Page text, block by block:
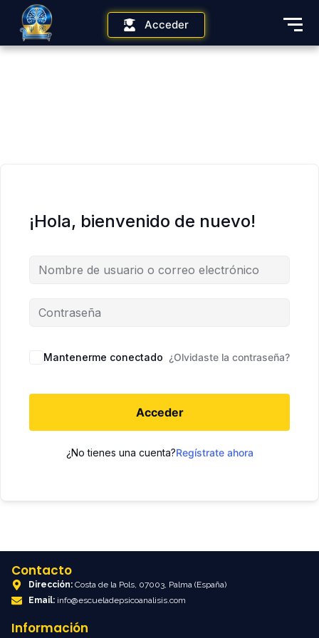
Acceder
¡Hola, bienvenido de nuevo!
Mantenerme conectado ¿Olvidaste la contraseña?
Acceder
¿No tienes una cuenta?Regístrate ahora
Contacto
Dirección: Costa de la Pols, 07003, Palma (España)
Email: info@escueladepsicoanalisis.com
Información